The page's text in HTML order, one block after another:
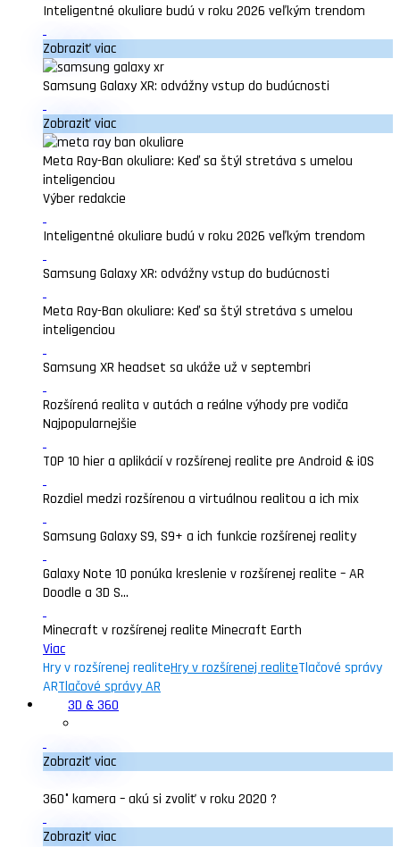
Inteligentné okuliare budú v roku 2026 veľkým trendom
Zobraziť viac
Samsung Galaxy XR: odvážny vstup do budúcnosti
Zobraziť viac
Meta Ray-Ban okuliare: Keď sa štýl stretáva s umelou
inteligenciou
Výber redakcie
Inteligentné okuliare budú v roku 2026 veľkým trendom
Samsung Galaxy XR: odvážny vstup do budúcnosti
Meta Ray-Ban okuliare: Keď sa štýl stretáva s umelou
inteligenciou
Samsung XR headset sa ukáže už v septembri
Rozšírená realita v autách a reálne výhody pre vodiča
Najpopularnejšie
TOP 10 hier a aplikácií v rozšírenej realite pre Android & iOS
Rozdiel medzi rozšírenou a virtuálnou realitou a ich mix
Samsung Galaxy S9, S9+ a ich funkcie rozšírenej reality
Galaxy Note 10 ponúka kreslenie v rozšírenej realite – AR
Doodle a 3D S...
Minecraft v rozšírenej realite Minecraft Earth
Viac
Hry v rozšírenej realiteHry v rozšírenej realiteTlačové správy
ARTlačové správy AR
3D & 360
Zobraziť viac
360° kamera – akú si zvoliť v roku 2020 ?
Zobraziť viac